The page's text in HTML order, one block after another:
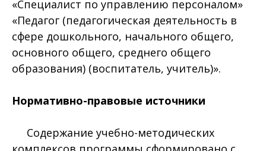
«Специалист по управлению персоналом»
«Педагог (педагогическая деятельность в
сфере дошкольного, начального общего,
основного общего, среднего общего
образования) (воспитатель, учитель)».
Нормативно-правовые источники
Содержание учебно-методических